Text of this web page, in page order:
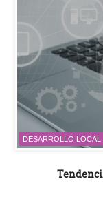
DESARROLLO LOCAL